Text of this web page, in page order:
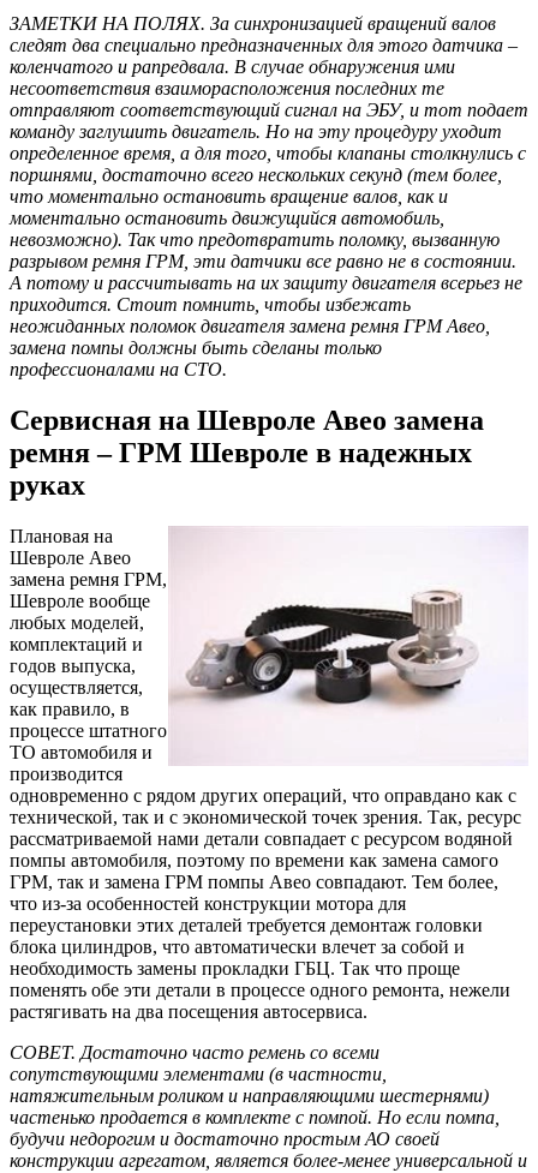
ЗАМЕТКИ НА ПОЛЯХ. За синхронизацией вращений валов
следят два специально предназначенных для этого датчика –
коленчатого и рапредвала. В случае обнаружения ими
несоответствия взаиморасположения последних те
отправляют соответствующий сигнал на ЭБУ, и тот подает
команду заглушить двигатель. Но на эту процедуру уходит
определенное время, а для того, чтобы клапаны столкнулись с
поршнями, достаточно всего нескольких секунд (тем более,
что моментально остановить вращение валов, как и
моментально остановить движущийся автомобиль,
невозможно). Так что предотвратить поломку, вызванную
разрывом ремня ГРМ, эти датчики все равно не в состоянии.
А потому и рассчитывать на их защиту двигателя всерьез не
приходится. Стоит помнить, чтобы избежать
неожиданных поломок двигателя замена ремня ГРМ Авео,
замена помпы должны быть сделаны только
профессионалами на СТО.
Сервисная на Шевроле Авео замена
ремня – ГРМ Шевроле в надежных
руках
Плановая на
Шевроле Авео
замена ремня ГРМ,
Шевроле вообще
любых моделей,
комплектаций и
годов выпуска,
осуществляется,
как правило, в
процессе штатного
ТО автомобиля и
производится
одновременно с рядом других операций, что оправдано как с
технической, так и с экономической точек зрения. Так, ресурс
рассматриваемой нами детали совпадает с ресурсом водяной
помпы автомобиля, поэтому по времени как замена самого
ГРМ, так и замена ГРМ помпы Авео совпадают. Тем более,
что из-за особенностей конструкции мотора для
переустановки этих деталей требуется демонтаж головки
блока цилиндров, что автоматически влечет за собой и
необходимость замены прокладки ГБЦ. Так что проще
поменять обе эти детали в процессе одного ремонта, нежели
растягивать на два посещения автосервиса.
СОВЕТ. Достаточно часто ремень со всеми
сопутствующими элементами (в частности,
натяжительным роликом и направляющими шестернями)
частенько продается в комплекте с помпой. Но если помпа,
будучи недорогим и достаточно простым АО своей
конструкции агрегатом, является более-менее универсальной и